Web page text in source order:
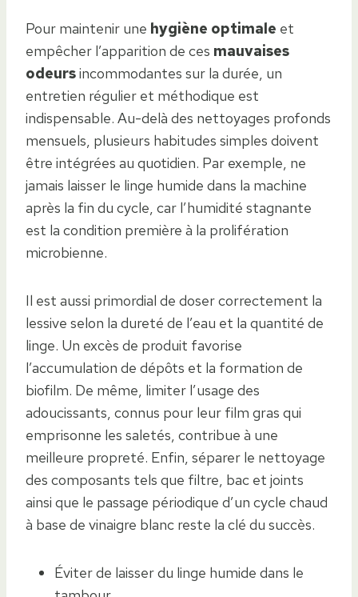
Pour maintenir une hygiène optimale et
empêcher l’apparition de ces mauvaises
odeursincommodantes sur la durée, un
entretien régulier et méthodique est
indispensable. Au-delà des nettoyages profonds
mensuels, plusieurs habitudes simples doivent
être intégrées au quotidien. Par exemple, ne
jamais laisser le linge humide dans la machine
après la fin du cycle, car l’humidité stagnante
est la condition première à la prolifération
microbienne.
Il est aussi primordial de doser correctement la
lessive selon la dureté de l’eau et la quantité de
linge. Un excès de produit favorise
l’accumulation de dépôts et la formation de
biofilm. De même, limiter l’usage des
adoucissants, connus pour leur film gras qui
emprisonne les saletés, contribue à une
meilleure propreté. Enfin, séparer le nettoyage
des composants tels que filtre, bac et joints
ainsi que le passage périodique d’un cycle chaud
à base de vinaigre blanc reste la clé du succès.
Éviter de laisser du linge humide dans le